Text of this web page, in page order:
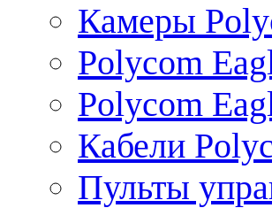
Камеры
Polycom
Polycom
Кабели
Пульты